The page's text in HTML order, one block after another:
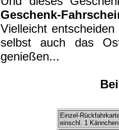
Geschenk-
Vielleicht
selbst auch das
genießen...
Einzel-
einschl. 1